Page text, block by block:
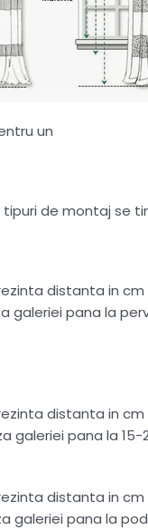
un
de montaj se
distanta in
galeriei pana la
distanta in
galeriei pana la 15-
distanta in
galeriei pana la